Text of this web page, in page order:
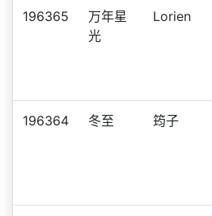
196365
万年星
光
Lorien
196364 冬至 筠子